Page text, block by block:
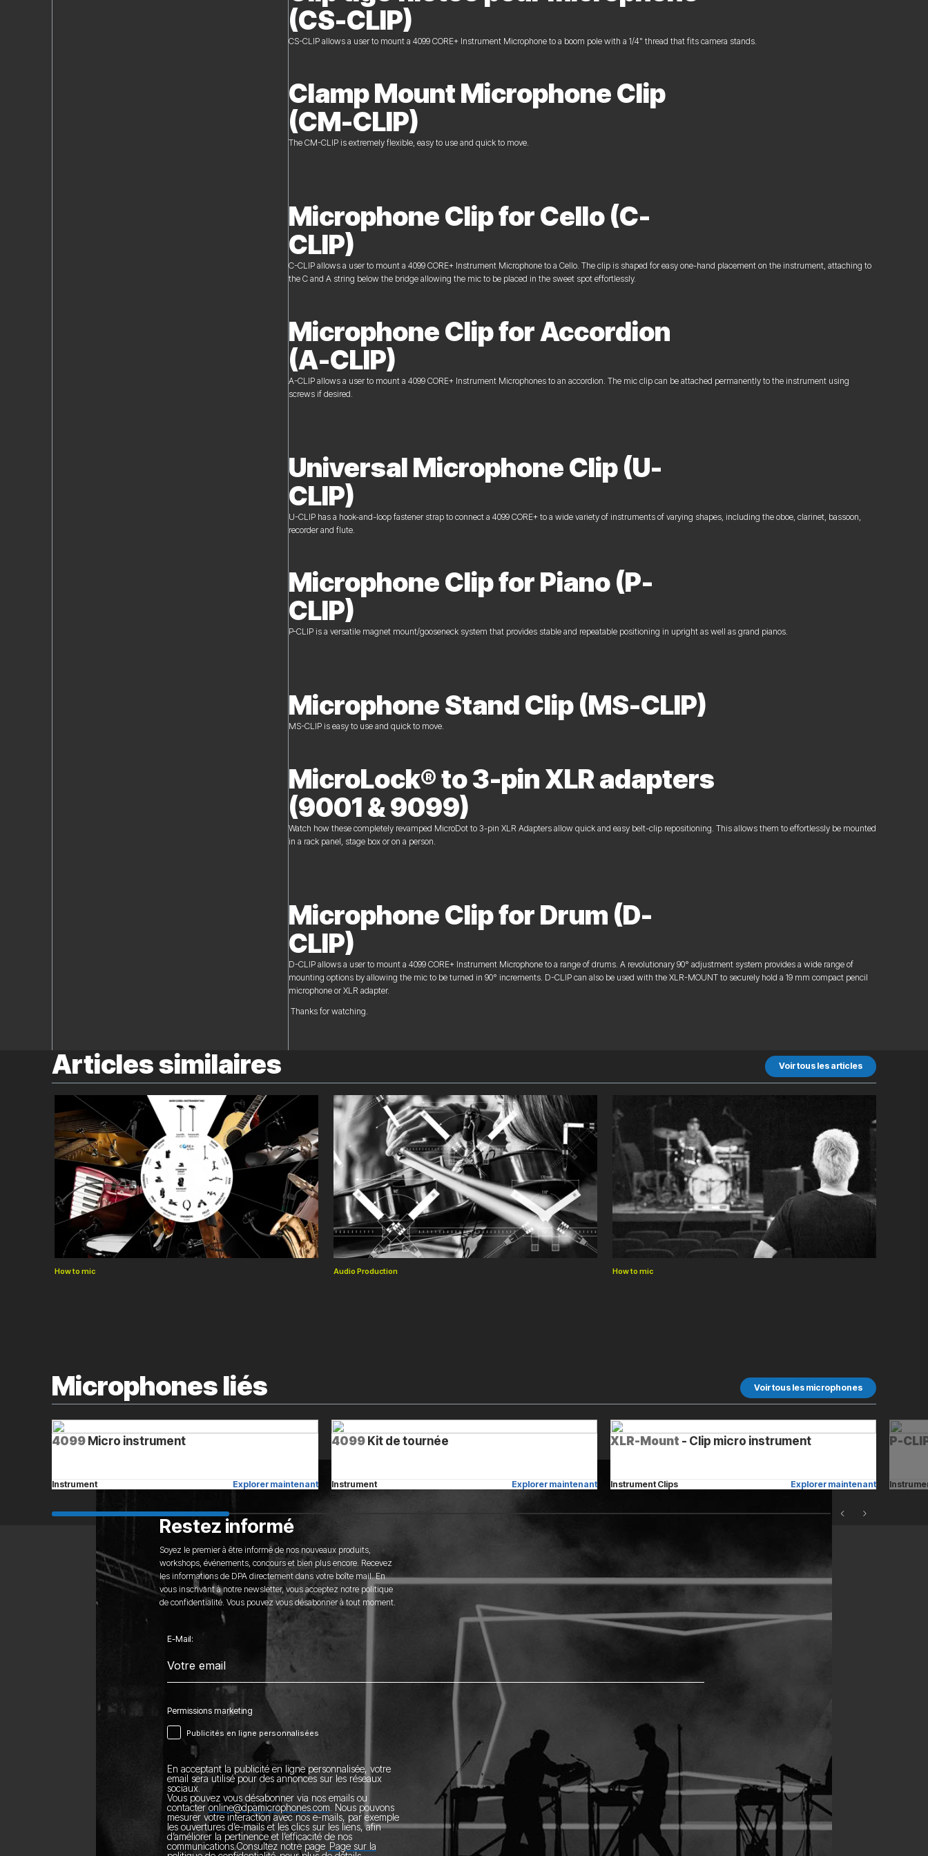
(CS-CLIP)
CS-CLIP allows a user to mount a 4099 CORE+ Instrument Microphone to a boom pole with a 1/4" thread that fits camera stands.
Clamp Mount Microphone Clip
(CM-CLIP)
The CM-CLIP is extremely flexible, easy to use and quick to move.
Microphone Clip for Cello (C-
CLIP)
C-CLIP allows a user to mount a 4099 CORE+ Instrument Microphone to a Cello. The clip is shaped for easy one-hand placement on the instrument, attaching to
the C and A string below the bridge allowing the mic to be placed in the sweet spot effortlessly.
Microphone Clip for Accordion
(A-CLIP)
A-CLIP allows a user to mount a 4099 CORE+ Instrument Microphones to an accordion. The mic clip can be attached permanently to the instrument using
screws if desired.
Universal Microphone Clip (U-
CLIP)
U-CLIP has a hook-and-loop fastener strap to connect a 4099 CORE+ to a wide variety of instruments of varying shapes, including the oboe, clarinet, bassoon,
recorder and flute.
Microphone Clip for Piano (P-
CLIP)
P-CLIP is a versatile magnet mount/gooseneck system that provides stable and repeatable positioning in upright as well as grand pianos.
Microphone Stand Clip (MS-CLIP)
MS-CLIP is easy to use and quick to move.
MicroLock® to 3-pin XLR adapters
(9001 & 9099)
Watch how these completely revamped MicroDot to 3-pin XLR Adapters allow quick and easy belt-clip repositioning. This allows them to effortlessly be mounted
in a rack panel, stage box or on a person.
Microphone Clip for Drum (D-
CLIP)
D-CLIP allows a user to mount a 4099 CORE+ Instrument Microphone to a range of drums. A revolutionary 90° adjustment system provides a wide range of
mounting options by allowing the mic to be turned in 90° increments. D-CLIP can also be used with the XLR-MOUNT to securely hold a 19 mm compact pencil
microphone or XLR adapter.
Thanks for watching.
Articles similaires Voir tous les articles
How to mic Audio Production How to mic
Microphones liés Voir tous les microphones
4099Micro instrument
Instrument Explorer maintenant
4099Kit de tournée
Instrument Explorer maintenant
XLR-Mount - Clip micro instrument
Instrument Clips Explorer maintenant
P-
Restez informé
Soyez le premier à être informé de nos nouveaux produits,
workshops, événements, concours et bien plus encore. Recevez
les informations de DPA directement dans votre boîte mail. En
vous inscrivant à notre newsletter, vous acceptez notre politique
de confidentialité. Vous pouvez vous désabonner à tout moment.
E-Mail:
Permissions marketing
Publicités en ligne personnalisées
En acceptant la publicité en ligne personnalisée, votre
email sera utilisé pour des annonces sur les réseaux
sociaux.
Vous pouvez vous désabonner via nos emails ou
contacter online@dpamicrophones.com Nous pouvons
mesurer votre interaction avec nos e-mails, par exemple
les ouvertures d’e-mails et les clics sur les liens, afin
d’améliorer la pertinence et l’efficacité de nos
communications.Consultez notre page Page sur la